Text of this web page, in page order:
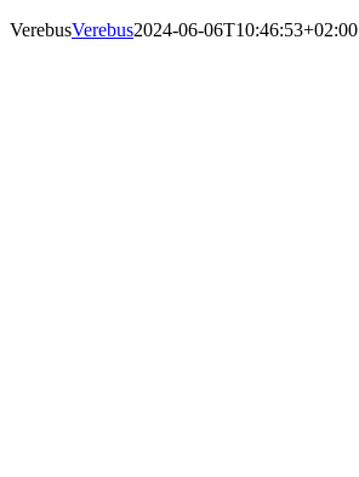
VerebusVerebus2024-06-06T10:46:53+02:00